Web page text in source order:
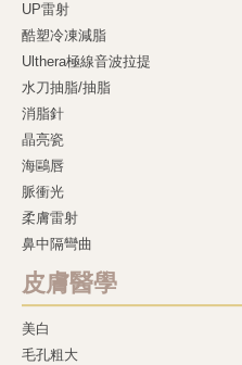
UP雷射
酷塑冷凍減脂
Ulthera極線音波拉提
水刀抽脂/抽脂
消脂針
晶亮瓷
海鷗唇
脈衝光
柔膚雷射
鼻中隔彎曲
皮膚醫學
美白
毛孔粗大